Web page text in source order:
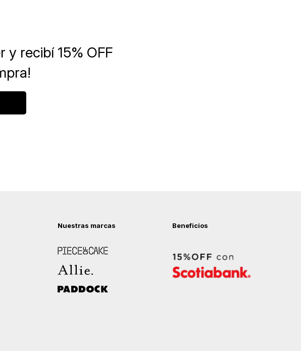
Nuestras marcas
Piece of Cake
Allie
Paddock
Beneficios
y recibí 15% OFF